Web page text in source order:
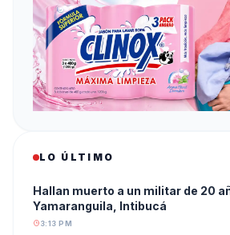
LO ÚLTIMO
Hallan muerto a un militar de 20
Yamaranguila, Intibucá
3:13 PM